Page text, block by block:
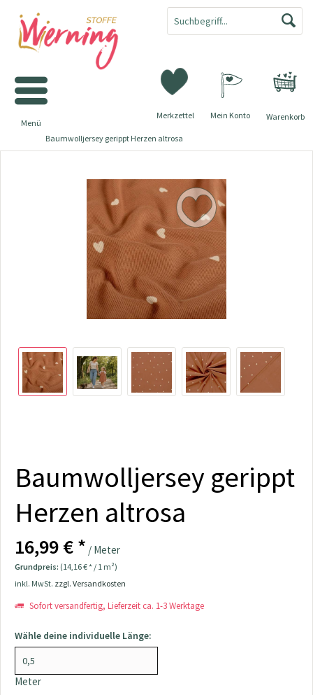
Warenkorb
Merkzettel Mein Konto
Menü
Baumwolljersey gerippt Herzen altrosa
Baumwolljersey gerippt
Herzen altrosa
16,99 € * / Meter
Grundpreis: (14,16 € * / 1 m²)
inkl. MwSt. zzgl. Versandkosten
Sofort versandfertig, Lieferzeit ca. 1-3 Werktage
Wähle deine individuelle Länge:
Meter